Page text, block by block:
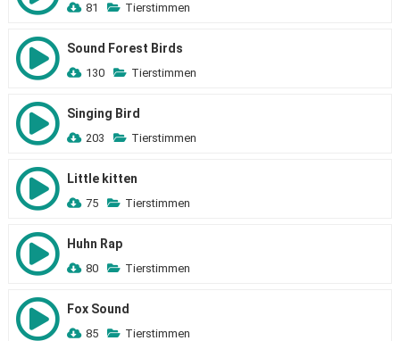
81 Tierstimmen
Sound Forest Birds
130 Tierstimmen
Singing Bird
203 Tierstimmen
Little kitten
75 Tierstimmen
Huhn Rap
80 Tierstimmen
Fox Sound
85 Tierstimmen